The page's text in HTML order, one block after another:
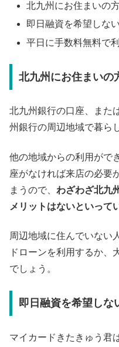
北九州にお住まいの
即日融資を希望しな
平日に手数料無料で
北九州にお住まいの
北九州銀行の口座、また
州銀行の周辺地域で暮ら
他の地域からの利用がで
座がなければ来店の必要
まうので、 わざわざ北九
メリットはないといって
周辺地域に住んでいない
ドローンを利用するか、
でしょう。
即日融資を希望しな
マイカードきたきゅう君